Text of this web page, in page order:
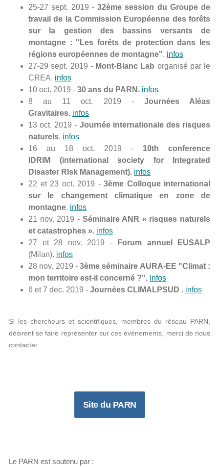
25-27 sept. 2019 - 32ème session du Groupe de
travail de la Commission Européenne des forêts
sur la gestion des bassins versants de
montagne : "Les forêts de protection dans les
régions européennes de montagne". infos
27-29 sept. 2019 - Mont-Blanc Lab organisé par le
CREA. infos
10 oct. 2019 - 30 ans du PARN. infos
8 au 11 oct. 2019 -Journées Aléas
Gravitaires. infos
13 oct. 2019 - Journée internationale des risques
naturels. infos
16 au 18 oct. 2019 - 10th conference
IDRIM (international society for Integrated
Disaster RIsk Management). infos
22 et 23 oct. 2019 - 3ème Colloque international
sur le changement climatique en zone de
montagne. infos
21 nov. 2019 - Séminaire ANR « risques naturels
et catastrophes ». infos
27 et 28 nov. 2019 -
Forum annuel EUSALP
(Milan). infos
28 nov. 2019 - 3ème séminaire AURA-EE "Climat :
mon territoire est-il concerné ?". Infos
6 et 7 dec. 2019 - Journées CLIMALPSUD . infos
Si les chercheurs et scientifiques, membres du réseau PARN,
désirent se faire représenter sur ces événements, merci de nous
contacter.
Site du PARN
Le PARN est soutenu par :